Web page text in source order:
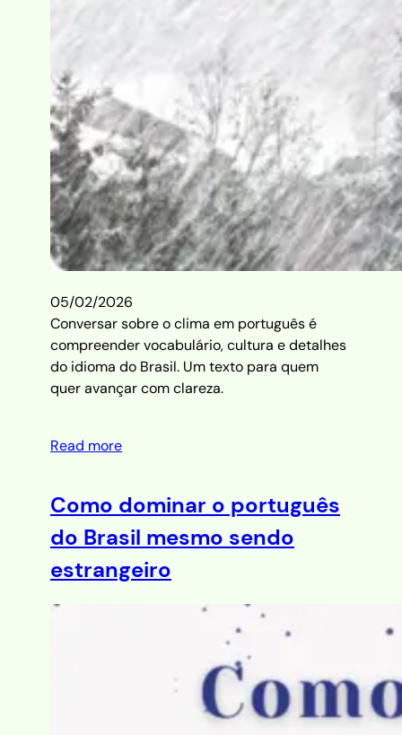
05/02/2026
Conversar sobre o clima em português é
compreender vocabulário, cultura e detalhes
do idioma do Brasil. Um texto para quem
quer avançar com clareza.
Read more
Como dominar o português
do Brasil mesmo sendo
estrangeiro